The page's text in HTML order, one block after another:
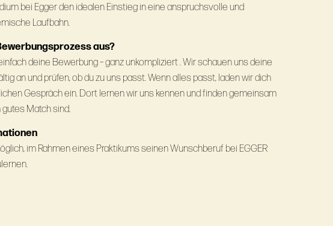
bei Egger den idealen Einstieg in eine anspruchsvolle und
Laufbahn.
aus?
deine Bewerbung – ganz unkompliziert . Wir schauen uns deine
an und prüfen, ob du zu uns passt. Wenn alles passt, laden wir dich
Gespräch ein. Dort lernen wir uns kennen und finden gemeinsam
gutes Match sind.
im Rahmen eines Praktikums seinen Wunschberuf bei EGGER